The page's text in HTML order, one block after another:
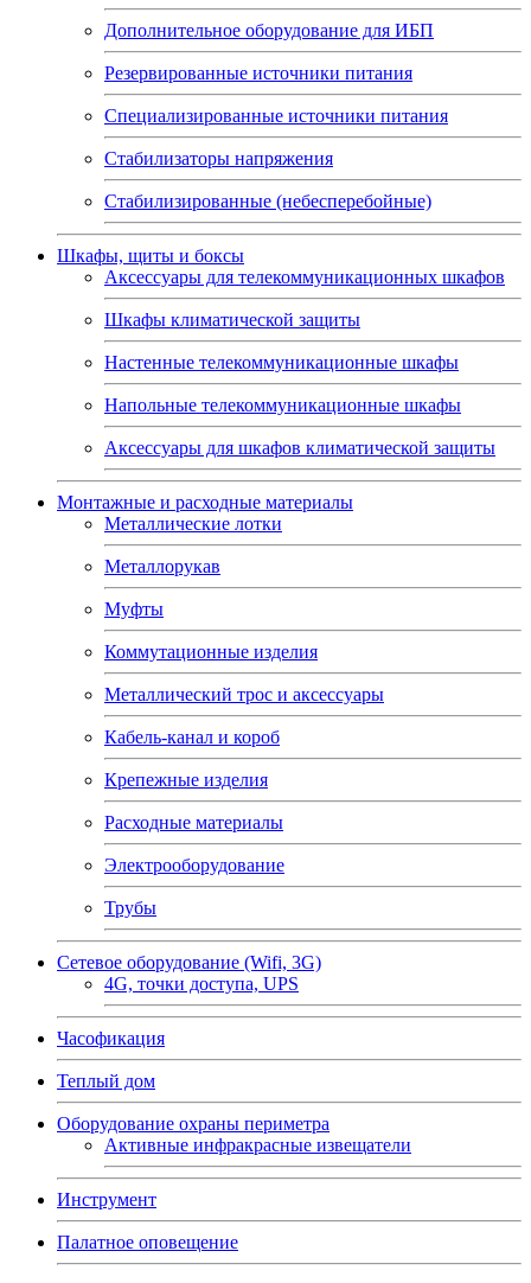
Дополнительное оборудование для ИБП
Резервированные источники питания
Специализированные источники питания
Стабилизаторы напряжения
Стабилизированные (небесперебойные)
Шкафы, щиты и боксы
Аксессуары для телекоммуникационных шкафов
Шкафы климатической защиты
Настенные телекоммуникационные шкафы
Напольные телекоммуникационные шкафы
Аксессуары для шкафов климатической защиты
Монтажные и расходные материалы
Металлические лотки
Металлорукав
Муфты
Коммутационные изделия
Металлический трос и аксессуары
Кабель-канал и короб
Крепежные изделия
Расходные материалы
Электрооборудование
Трубы
Сетевое оборудование (Wifi, 3G)
4G, точки доступа, UPS
Часофикация
Теплый дом
Оборудование охраны периметра
Активные инфракрасные извещатели
Инструмент
Палатное оповещение